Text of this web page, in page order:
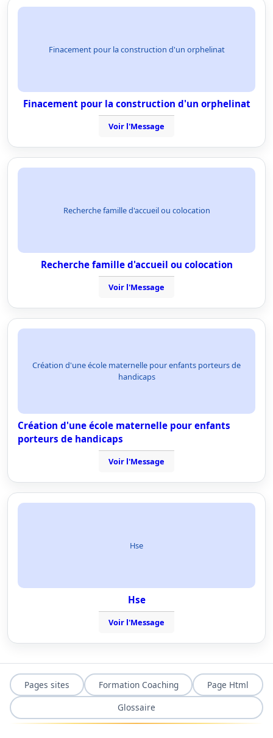
Finacement pour la construction d'un orphelinat
Finacement pour la construction d'un orphelinat
Voir l'Message
Recherche famille d'accueil ou colocation
Recherche famille d'accueil ou colocation
Voir l'Message
Création d'une école maternelle pour enfants porteurs de
handicaps
Création d'une école maternelle pour enfants
porteurs de handicaps
Voir l'Message
Hse
Hse
Voir l'Message
Pages sites Formation Coaching
Page Html
Glossaire